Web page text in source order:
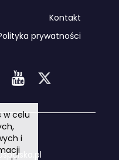
Kontakt
prywatności
w celu
i